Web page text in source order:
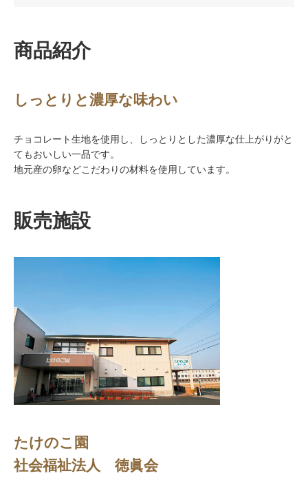
商品紹介
しっとりと濃厚な味わい
チョコレート生地を使用し、しっとりとした濃厚な仕上がりがと
てもおいしい一品です。
地元産の卵などこだわりの材料を使用しています。
販売施設
たけのこ園
社会福祉法人 徳眞会